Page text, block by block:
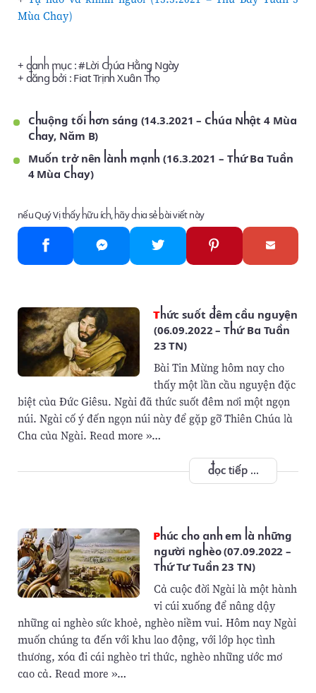
Mùa Chay)
+ danh mục : #Lời Chúa Hằng Ngày
+ đăng bởi : Fiat Trịnh Xuân Thọ
Chuộng tối hơn sáng (14.3.2021 – Chúa Nhật 4 Mùa
Chay, Năm B)
Muốn trở nên lành mạnh (16.3.2021 – Thứ Ba Tuần
4 Mùa Chay)
nếu Quý Vị thấy hữu ích, hãy chia sẻ bài viết này
Thức suốt đêm cầu nguyện
(06.09.2022 – Thứ Ba Tuần
23 TN)
Bài Tin Mừng hôm nay cho
thấy một lần cầu nguyện đặc
biệt của Đức Giêsu. Ngài đã thức suốt đêm nơi một ngọn
núi. Ngài cố ý đến ngọn núi này để gặp gỡ Thiên Chúa là
Cha của Ngài. Read more »…
đọc tiếp ...
Phúc cho anh em là những
người nghèo (07.09.2022 –
Thứ Tư Tuần 23 TN)
Cả cuộc đời Ngài là một hành
vi cúi xuống để nâng dậy
những ai nghèo sức khoẻ, nghèo niềm vui. Hôm nay Ngài
muốn chúng ta đến với khu lao động, với lớp học tình
thương, xóa đi cái nghèo tri thức, nghèo những ước mơ
cao cả. Read more »…